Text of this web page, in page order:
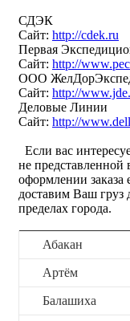
СДЭК
Сайт: http://cdek.ru
Первая
Сайт: http://
ООО
Сайт: http://
Деловые Линии
Сайт: http://
Если вас
не представленной
оформлении
доставим Ваш груз
пределах города.
Абакан
Артём
Балашиха